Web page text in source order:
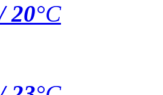
20°C